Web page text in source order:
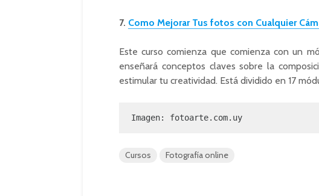
7. Como Mejorar Tus fotos con Cualquier
Este curso comienza que comienza con un
enseñará conceptos claves sobre la
estimular tu creatividad. Está dividido en 17
Imagen: fotoarte.com.uy
Cursos Fotografía online